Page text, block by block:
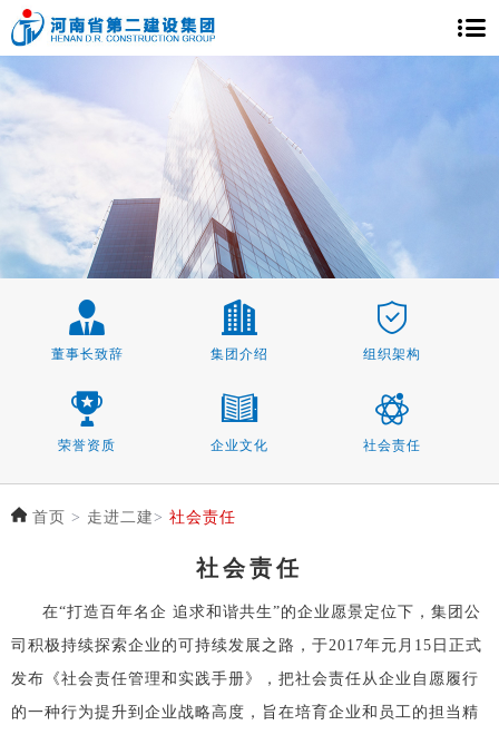
董事长致辞 集团介绍 组织架构
荣誉资质 企业文化 社会责任
首页 > 走进二建> 社会责任
社会责任
在“打造百年名企 追求和谐共生”的企业愿景定位下，集团公
司积极持续探索企业的可持续发展之路，于2017年元月15日正式
发布《社会责任管理和实践手册》，把社会责任从企业自愿履行
的一种行为提升到企业战略高度，旨在培育企业和员工的担当精